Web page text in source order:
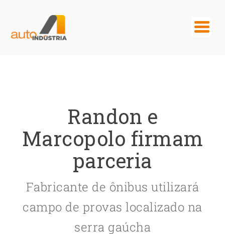
Randon e
Marcopolo firmam
parceria
Fabricante de ônibus utilizará
campo de provas localizado na
serra gaúcha